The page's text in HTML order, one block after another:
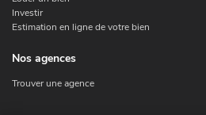
Investir
Estimation en ligne de votre bien
Nos agences
Trouver une agence